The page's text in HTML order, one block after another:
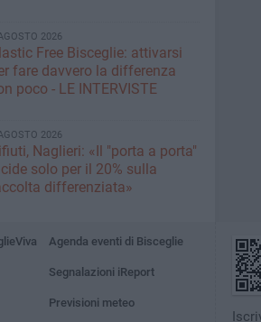
2026
Free Bisceglie: attivarsi
fare davvero la differenza
poco - LE INTERVISTE
2026
Naglieri: «Il "porta a porta"
solo per il 20% sulla
differenziata»
Agenda eventi di Bisceglie
Segnalazioni iReport
Previsioni meteo